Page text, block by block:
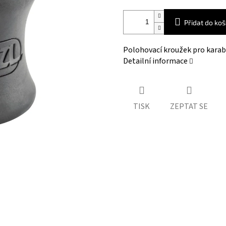
Přidat do
Polohovací kroužek pro
Detailní informace
TISK ZEPTAT SE